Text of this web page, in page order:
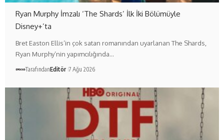
Ryan Murphy İmzalı ‘The Shards’ İlk İki Bölümüyle
Disney+’ta
Bret Easton Ellis’in çok satan romanından uyarlanan The Shards,
Ryan Murphy’nin yapımcılığında…
TarafındanEditör 7 Ağu 2026